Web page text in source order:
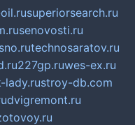
superiorsearch.ru
senovosti.ru
technosaratov.ru
227gp.ruwes-ex.ru
lady.rustroy-db.com
dvigremont.ru